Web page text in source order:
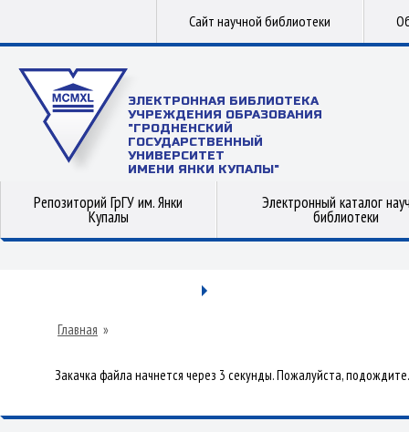
Сайт научной библиотеки
ЭЛЕКТРОННАЯ БИБЛИОТЕКА
УЧРЕЖДЕНИЯ ОБРАЗОВАНИЯ
"ГРОДНЕНСКИЙ
ГОСУДАРСТВЕННЫЙ
УНИВЕРСИТЕТ
ИМЕНИ ЯНКИ КУПАЛЫ"
Репозиторий ГрГУ им. Янки
Купалы
Электронный каталог
библиотеки
Главная »
Закачка файла начнется через 3 секунды. Пожалуйста, подождите.